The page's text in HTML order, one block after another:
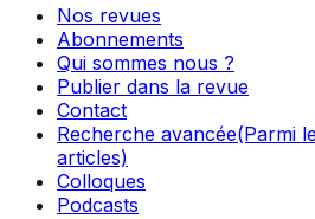
Nos revues
Abonnements
Qui sommes nous ?
Publier dans la revue
Contact
Recherche avancée(Parmi
articles)
Colloques
Podcasts